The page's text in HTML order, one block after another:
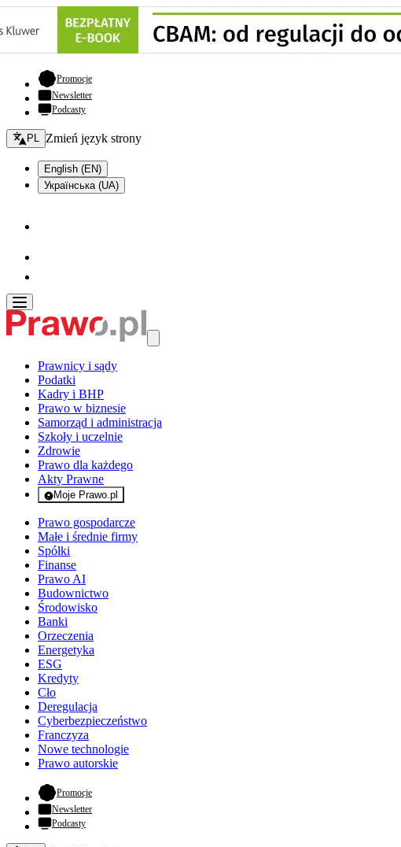
Promocje- otwiera się w nowej karcie
Newsletter
Podcasty
Zmień język - bieżący:
PL Zmień język strony
English (EN)
Українська (UA)
Prawnicy i sądy
Podatki
Kadry i BHP
Prawo w biznesie
Samorząd i administracja
Szkoły i uczelnie
Zdrowie
Prawo dla każdego
Akty Prawne
Moje Prawo.pl
- rejestracja i logowanie do serwisu
Prawo gospodarcze
Małe i średnie firmy
Spółki
Finanse
Prawo AI
Budownictwo
Środowisko
Banki
Orzeczenia
Energetyka
ESG
Kredyty
Cło
Deregulacja
Cyberbezpieczeństwo
Franczyza
Nowe technologie
Prawo autorskie
Promocje- otwiera się w nowej karcie
Newsletter
Podcasty